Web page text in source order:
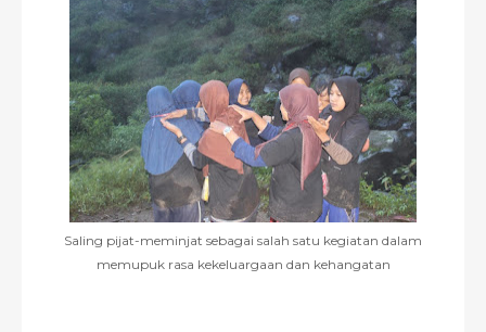
Saling pijat-meminjat sebagai salah satu kegiatan dalam
memupuk rasa kekeluargaan dan kehangatan